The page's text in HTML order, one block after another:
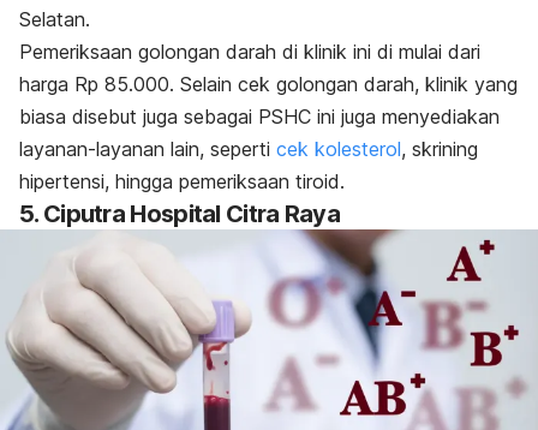
Selatan.
Pemeriksaan golongan darah di klinik ini di mulai dari
harga Rp 85.000. Selain cek golongan darah, klinik yang
biasa disebut juga sebagai PSHC ini juga menyediakan
layanan-layanan lain, seperti cek kolesterol, skrining
hipertensi, hingga pemeriksaan tiroid.
5. Ciputra Hospital Citra Raya